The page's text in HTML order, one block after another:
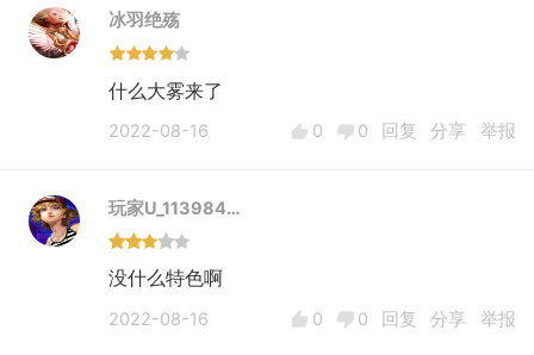
冰羽绝殇
什么大雾来了
2022-08-16 0 0 回复 分享 举报
玩家U_113984…
没什么特色啊
2022-08-16 0 0 回复 分享 举报